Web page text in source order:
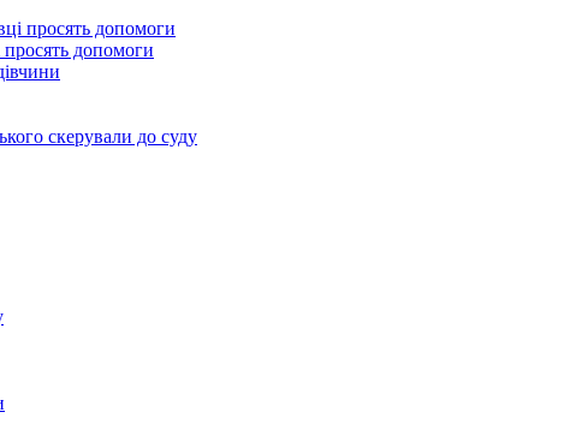
просять допомоги
скерували до суду